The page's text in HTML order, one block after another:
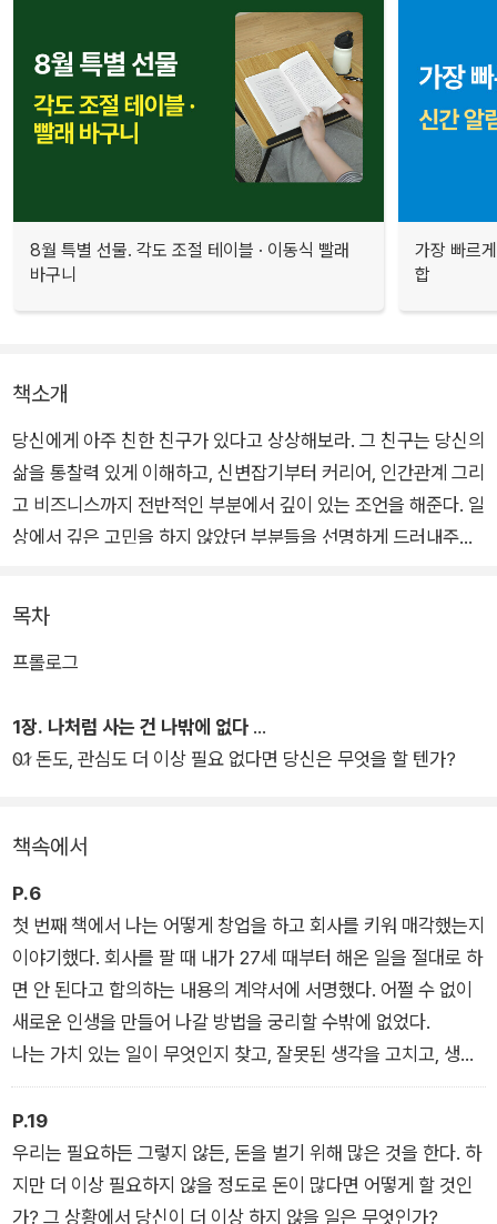
8월 특별 선물. 각도 조절 테이블 · 이동식 빨래
바구니
가장 빠르
합
책소개
당신에게 아주 친한 친구가 있다고 상상해보라. 그 친구는 당신의
삶을 통찰력 있게 이해하고, 신변잡기부터 커리어, 인간관계 그리
고 비즈니스까지 전반적인 부분에서 깊이 있는 조언을 해준다. 일
상에서 깊은 고민을 하지 않았던 부분들을 선명하게 드러내주며,
워즈》에서 지혜롭고 신비한 제다이, 요다처럼 본질과 비본질을
명확하게 구분하는 사람이다. 그의 말은 지극히 간결하지만, 그
안에는 당신이 필요로 하는 모든 조언이 포함되어 있다.
1990년 최고의 명문대 버클리 음대 입학, 1998년 세계 최초이자
최고의 인디 음악 판매 플랫폼 CDBaby.com을 창업하고, 15만
수 있다”라는 것을 삶으로 증명해왔다. 미국에서 가장 유명한 자
기계발 전문가 팀 페리스도 그에게 조언을 듣기 위해 자주 전화한
다고 밝혔다.
지혜자 요다처럼 저자는 우리가 전혀 생각하지 못했던 새롭고 독
특한 방식으로 여러 선택지 중에서 후회 없는 결정을 할 수 있도
록 돕는다. 여러 고민으로 머리가 복잡할 때, 저자 데릭 시버스의
진지하고 명료한 글을 읽어보면, 왜 그가 『타이탄의 도구들』에
“창의적 인간”의 대표적인 사례로 소개되는지 확인할 수 있다.
목차
프롤로그
1장. 나처럼 사는 건 나밖에 없다
01 돈도, 관심도 더 이상 필요 없다면 당신은 무엇을 할 텐가?
책속에서
P.6
첫 번째 책에서 나는 어떻게 창업을 하고 회사를 키워 매각했는지
이야기했다. 회사를 팔 때 내가 27세 때부터 해온 일을 절대로 하
면 안 된다고 합의하는 내용의 계약서에 서명했다. 어쩔 수 없이
새로운 인생을 만들어 나갈 방법을 궁리할 수밖에 없었다.
나는 가치 있는 일이 무엇인지 찾고, 잘못된 생각을 고치고, 생각
을 행동으로 옮기는 방법에 대해 많이 고민했다. 10년 동안 하루
에 몇 시간씩 일기를 쓰면서 스스로 질문하고 답했다. 그 생각들
이 다른 사람에게도 유용할 것 같으면 기사로 작성했고, 그것이
바로 이 책에 담긴 내용이다.
_프롤로그
P.19
우리는 필요하든 그렇지 않든, 돈을 벌기 위해 많은 것을 한다. 하
지만 더 이상 필요하지 않을 정도로 돈이 많다면 어떻게 할 것인
가? 그 상황에서 당신이 더 이상 하지 않을 일은 무엇인가?